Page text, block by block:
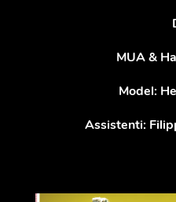
MUA &
Model:
Assistenti: